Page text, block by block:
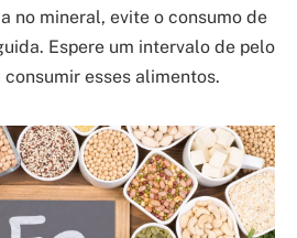
no mineral, evite o consumo de
Espere um intervalo de pelo
consumir esses alimentos.